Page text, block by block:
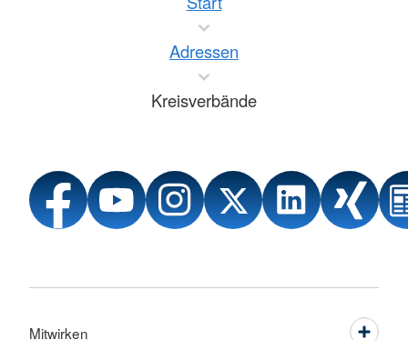
Adressen
Kreisverbände
Mitwirken